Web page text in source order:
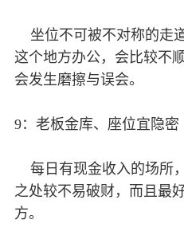
坐位不可被不对称的走
这个地方办公，会比较不
会发生磨擦与误会。
9：老板金库、座位宜隐密
每日有现金收入的场所
之处较不易破财，而且最
方。